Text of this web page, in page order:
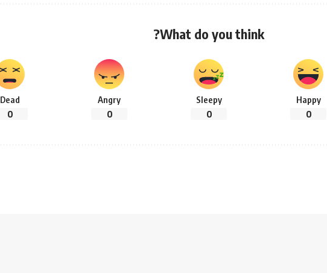
What do you think?
Happy
0
Sleepy
0
Angry
0
Dead
0